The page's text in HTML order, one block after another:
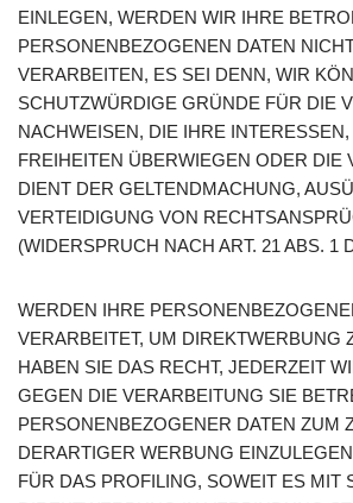
EINLEGEN, WERDEN WIR IHRE
PERSONENBEZOGENEN DATEN
VERARBEITEN, ES SEI DENN, WIR
SCHUTZWÜRDIGE GRÜNDE FÜR DIE
NACHWEISEN, DIE IHRE
FREIHEITEN ÜBERWIEGEN ODER DIE
DIENT DER GELTENDMACHUNG,
VERTEIDIGUNG VON
(WIDERSPRUCH NACH ART. 21 ABS. 1
WERDEN IHRE
VERARBEITET, UM DIREKTWERBUNG
HABEN SIE DAS RECHT, JEDERZEIT
GEGEN DIE VERARBEITUNG SIE
PERSONENBEZOGENER DATEN ZUM
DERARTIGER WERBUNG
FÜR DAS PROFILING, SOWEIT ES MIT